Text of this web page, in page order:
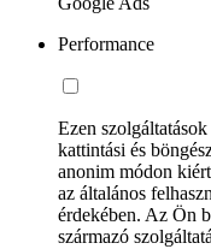
Performance
Ezen
kattintási és
anonim módon
az általános
érdekében. Az Ön
származó